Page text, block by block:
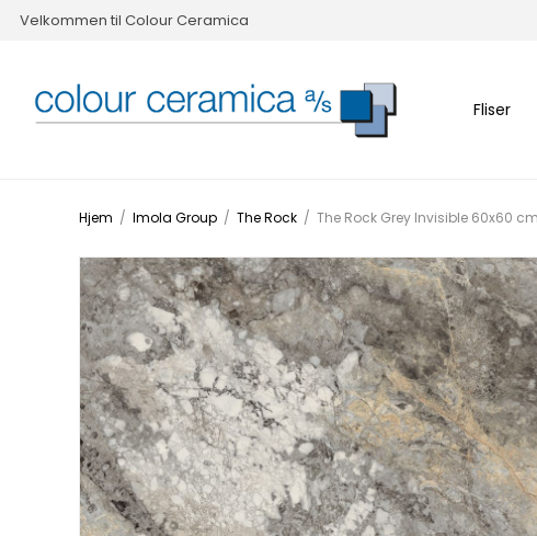
Velkommen til Colour Ceramica
Fliser
Hjem / Imola Group / The Rock / The Rock Grey Invisible 60x60